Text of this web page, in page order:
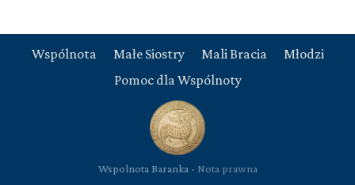
Wspólnota Małe Siostry Mali Bracia
Młodzi
Pomoc dla Wspólnoty
Wspolnota Baranka - Nota prawna